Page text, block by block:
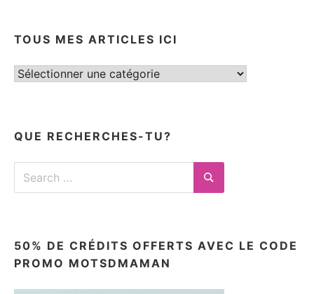
TOUS MES ARTICLES ICI
Tous
QUE RECHERCHES-TU?
Search
Search
50% DE CRÉDITS OFFERTS AVEC LE CODE
PROMO MOTSDMAMAN